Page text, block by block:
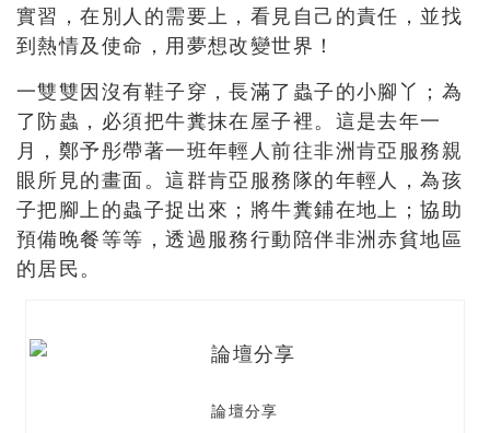
實習，在別人的需要上，看見自己的責任，並找
到熱情及使命，用夢想改變世界！
一雙雙因沒有鞋子穿，長滿了蟲子的小腳丫；為
了防蟲，必須把牛糞抹在屋子裡。這是去年一
月，鄭予彤帶著一班年輕人前往非洲肯亞服務親
眼所見的畫面。這群肯亞服務隊的年輕人，為孩
子把腳上的蟲子捉出來；將牛糞鋪在地上；協助
預備晚餐等等，透過服務行動陪伴非洲赤貧地區
的居民。
論壇分享